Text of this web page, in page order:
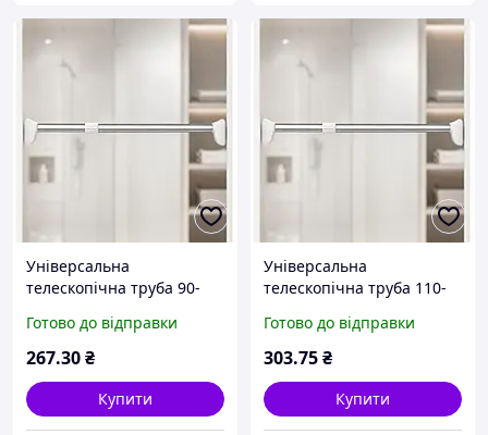
Універсальна
телескопічна труба 90-
телескопічна для ванної
та гардеробу
Готово до відправки
267.30₴
Купити
Універсальна
телескопічна труба 110-
телескопічна для ванної
та гардеробу
Готово до відправки
303.75₴
Купити